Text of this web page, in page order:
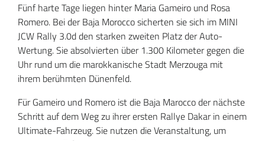
Fünf harte Tage liegen hinter Maria Gameiro und Rosa
Romero. Bei der Baja Morocco sicherten sie sich im MINI
JCW Rally 3.0d den starken zweiten Platz der Auto-
Wertung. Sie absolvierten über 1.300 Kilometer gegen die
Uhr rund um die marokkanische Stadt Merzouga mit
ihrem berühmten Dünenfeld.
Für Gameiro und Romero ist die Baja Marocco der nächste
Schritt auf dem Weg zu ihrer ersten Rallye Dakar in einem
Ultimate-Fahrzeug. Sie nutzen die Veranstaltung, um